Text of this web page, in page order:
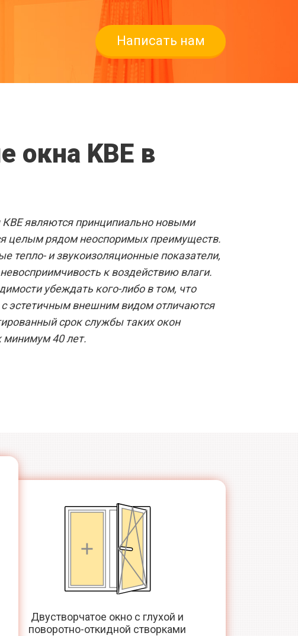
Написать нам
Вызвать замерщика
окна KBE в
являются принципиально новыми
целым рядом неоспоримых преимуществ.
тепло- и звукоизоляционные показатели,
к воздействию влаги.
убеждать кого-либо в том, что
эстетичным внешним видом отличаются
срок службы таких окон
минимум 40 лет.
Двустворчатое окно с глухой и
поворотно-откидной створками